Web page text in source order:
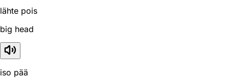
lähte pois
big head
iso pää